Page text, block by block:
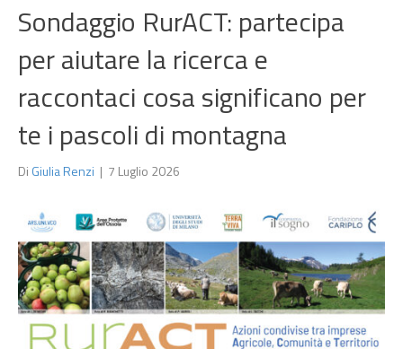
Sondaggio RurACT: partecipa
per aiutare la ricerca e
raccontaci cosa significano per
te i pascoli di montagna
Di Giulia Renzi | 7 Luglio 2026